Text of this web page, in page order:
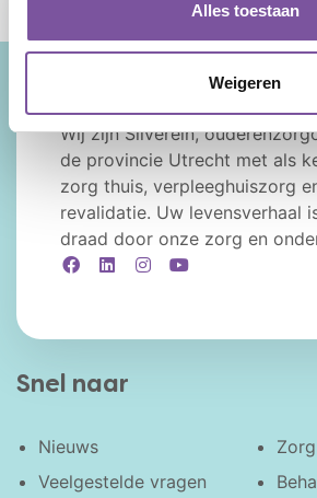
Alles toestaan
Weigeren
Wij zijn Silverein,
de provincie Utrecht met als
zorg thuis, verpleeghuiszorg
revalidatie. Uw levensverhaal
draad door onze zorg en
FacebookLinkedInInstagram
Snel naar
Nieuws
Veelgestelde vragen